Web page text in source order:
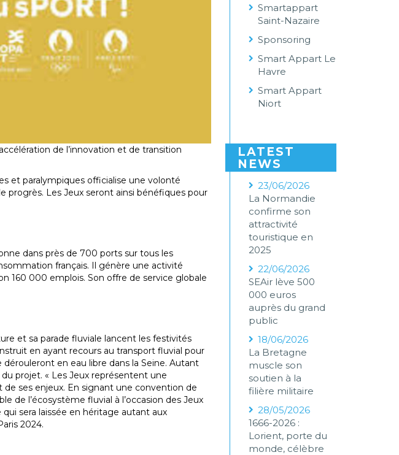
de l’innovation et de transition
et paralympiques officialise une volonté
progrès. Les Jeux seront ainsi bénéfiques pour
dans près de 700 ports sur tous les
français. Il génère une activité
160 000 emplois. Son offre de service globale
et sa parade fluviale lancent les festivités
en ayant recours au transport fluvial pour
en eau libre dans la Seine. Autant
projet. « Les Jeux représentent une
ses enjeux. En signant une convention de
de l’écosystème fluvial à l’occasion des Jeux
sera laissée en héritage autant aux
2024.
Smartappart
Saint-Nazaire
Sponsoring
Smart Appart Le
Havre
Smart Appart
Niort
LATEST
NEWS
23/06/2026
La Normandie
confirme son
attractivité
touristique en
2025
22/06/2026
SEAir lève 500
000 euros
auprès du grand
public
18/06/2026
La Bretagne
muscle son
soutien à la
filière militaire
28/05/2026
1666-2026 :
Lorient, porte du
monde, célèbre